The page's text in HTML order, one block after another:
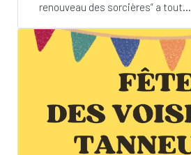
renouveau des sorcières” a tout...